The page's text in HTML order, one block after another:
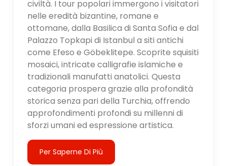
civiltà. I tour popolari immergono i visitatori
nelle eredità bizantine, romane e
ottomane, dalla Basilica di Santa Sofia e dal
Palazzo Topkapi di Istanbul a siti antichi
come Efeso e Göbeklitepe. Scoprite squisiti
mosaici, intricate calligrafie islamiche e
tradizionali manufatti anatolici. Questa
categoria prospera grazie alla profondità
storica senza pari della Turchia, offrendo
approfondimenti profondi su millenni di
sforzi umani ed espressione artistica.
Per Saperne Di Più